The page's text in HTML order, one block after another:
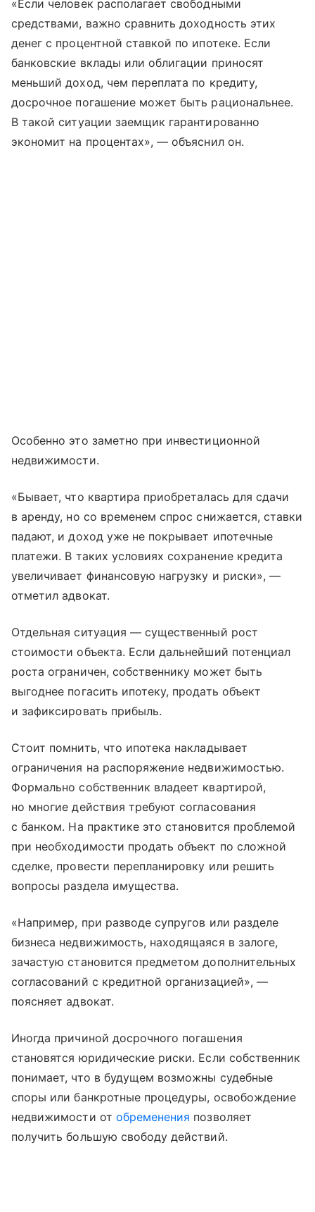
«Если человек располагает свободными
средствами, важно сравнить доходность этих
денег с процентной ставкой по ипотеке. Если
банковские вклады или облигации приносят
меньший доход, чем переплата по кредиту,
досрочное погашение может быть рациональнее.
В такой ситуации заемщик гарантированно
экономит на процентах», — объяснил он.
Особенно это заметно при инвестиционной
недвижимости.
«Бывает, что квартира приобреталась для сдачи
в аренду, но со временем спрос снижается, ставки
падают, и доход уже не покрывает ипотечные
платежи. В таких условиях сохранение кредита
увеличивает финансовую нагрузку и риски», —
отметил адвокат.
Отдельная ситуация — существенный рост
стоимости объекта. Если дальнейший потенциал
роста ограничен, собственнику может быть
выгоднее погасить ипотеку, продать объект
и зафиксировать прибыль.
Стоит помнить, что ипотека накладывает
ограничения на распоряжение недвижимостью.
Формально собственник владеет квартирой,
но многие действия требуют согласования
с банком. На практике это становится проблемой
при необходимости продать объект по сложной
сделке, провести перепланировку или решить
вопросы раздела имущества.
«Например, при разводе супругов или разделе
бизнеса недвижимость, находящаяся в залоге,
зачастую становится предметом дополнительных
согласований с кредитной организацией», —
поясняет адвокат.
Иногда причиной досрочного погашения
становятся юридические риски. Если собственник
понимает, что в будущем возможны судебные
споры или банкротные процедуры, освобождение
недвижимости от обременения позволяет
получить большую свободу действий.